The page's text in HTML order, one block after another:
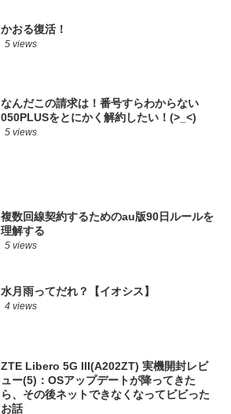
かおる復活！
5 views
なんだこの請求は！番号すらわからない
050PLUSをとにかく解約したい！(>_<)
5 views
複数回線契約するためのau版90日ルールを
理解する
5 views
水月雨ってだれ？【イオシス】
4 views
ZTE Libero 5G III(A202ZT) 実機開封レビ
ュー(5)：OSアップデートが降ってきた
ら、その後ネットできなくなってビビった
お話